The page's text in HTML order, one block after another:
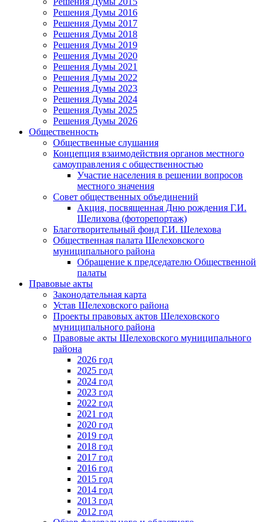
Решения Думы 2016
Решения Думы 2017
Решения Думы 2018
Решения Думы 2019
Решения Думы 2020
Решения Думы 2021
Решения Думы 2022
Решения Думы 2023
Решения Думы 2024
Решения Думы 2025
Решения Думы 2026
Общественность
Общественные слушания
Концепция взаимодействия органов местного
самоуправления с общественностью
Участие населения в решении вопросов
местного значения
Совет общественных объединений
Акция, посвященная Дню рождения Г.И.
Шелихова (фоторепортаж)
Благотворительный фонд Г.И. Шелехова
Общественная палата Шелеховского
муниципального района
Обращение к председателю Общественной
палаты
Правовые акты
Законодательная карта
Устав Шелеховского района
Проекты правовых актов Шелеховского
муниципального района
Правовые акты Шелеховского муниципального
района
2026 год
2025 год
2024 год
2023 год
2022 год
2021 год
2020 год
2019 год
2018 год
2017 год
2016 год
2015 год
2014 год
2013 год
2012 год